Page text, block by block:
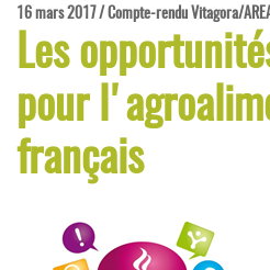
16 mars 2017 / Compte-rendu Vitagora/
Les
pour
français